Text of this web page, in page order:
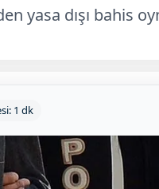
yasa dışı bahis
1 dk